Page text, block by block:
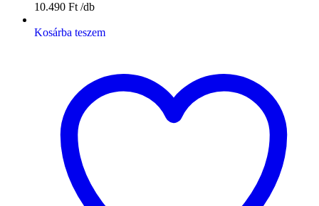
10.490 Ft
Kosárba teszem